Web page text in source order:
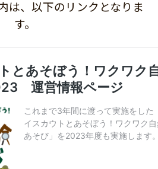
は、以下のリンクとなりま
す。